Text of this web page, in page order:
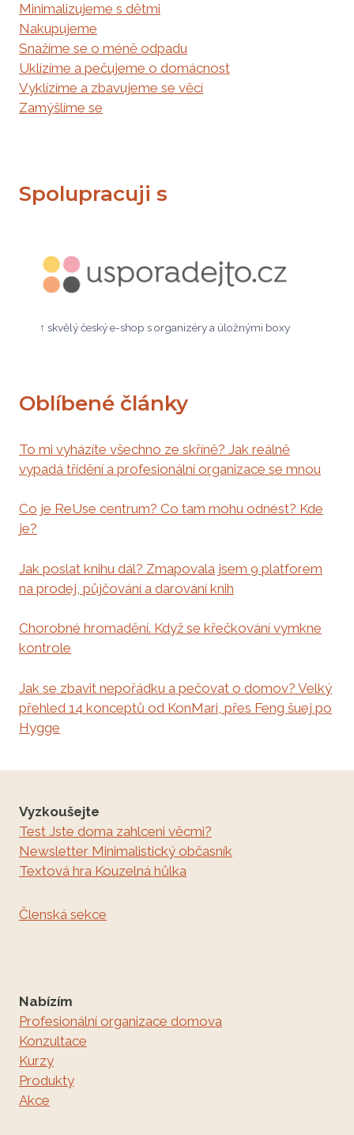
Minimalizujeme s dětmi
Nakupujeme
Snažíme se o méně odpadu
Uklízíme a pečujeme o domácnost
Vyklízíme a zbavujeme se věcí
Zamýšlíme se
Spolupracuji s
↑ skvělý český e-shop s organizéry a úložnými boxy
Oblíbené články
To mi vyházíte všechno ze skříně? Jak reálně
vypadá třídění a profesionální organizace se mnou
Co je ReUse centrum? Co tam mohu odnést? Kde
je?
Jak poslat knihu dál? Zmapovala jsem 9 platforem
na prodej, půjčování a darování knih
Chorobné hromadění. Když se křečkování vymkne
kontrole
Jak se zbavit nepořádku a pečovat o domov? Velký
přehled 14 konceptů od KonMari, přes Feng šuej po
Hygge
Vyzkoušejte
Test Jste doma zahlceni věcmi?
Newsletter Minimalistický občasník
Textová hra Kouzelná hůlka
Členská sekce
Nabízím
Profesionální organizace domova
Konzultace
Kurzy
Produkty
Akce